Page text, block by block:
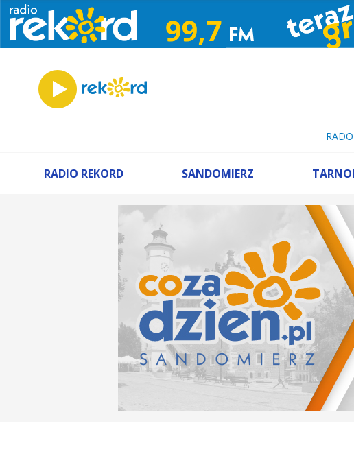
RADIO REKORD SANDOMIERZ